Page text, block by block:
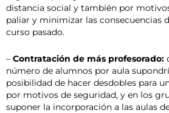
distancia social y también por
paliar y minimizar las consecuencias
curso pasado.
– Contratación de más profesorado:
número de alumnos por aula
posibilidad de hacer desdobles para
por motivos de seguridad, y en los
suponer la incorporación a las aulas